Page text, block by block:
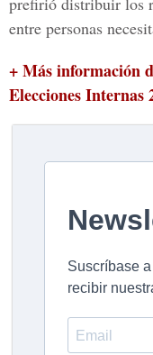
entre personas
+ Más información
Elecciones Internas